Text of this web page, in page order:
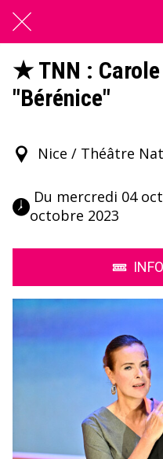
★ TNN :
"Bérénice"
Nice / Théâtre
octobre 2023